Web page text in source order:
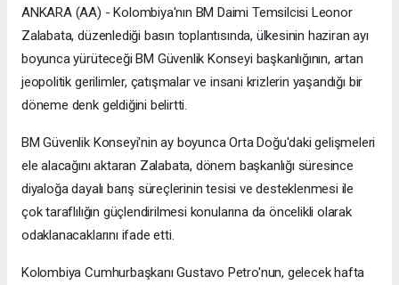
ANKARA (AA) - Kolombiya'nın BM Daimi Temsilcisi Leonor
Zalabata, düzenlediği basın toplantısında, ülkesinin haziran ayı
boyunca yürüteceği BM Güvenlik Konseyi başkanlığının, artan
jeopolitik gerilimler, çatışmalar ve insani krizlerin yaşandığı bir
döneme denk geldiğini belirtti.
BM Güvenlik Konseyi'nin ay boyunca Orta Doğu'daki gelişmeleri
ele alacağını aktaran Zalabata, dönem başkanlığı süresince
diyaloğa dayalı barış süreçlerinin tesisi ve desteklenmesi ile
çok taraflılığın güçlendirilmesi konularına da öncelikli olarak
odaklanacaklarını ifade etti.
Kolombiya Cumhurbaşkanı Gustavo Petro'nun, gelecek hafta